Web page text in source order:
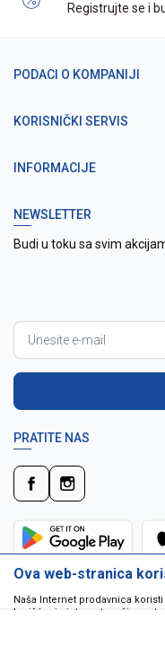
Registrujte se i
PODACI O KOMPANIJI
KORISNIČKI SERVIS
INFORMACIJE
NEWSLETTER
Budi u toku sa svim
PRATITE NAS
Ova web-stranica
Naša Internet prodavnica
korišćenje interneta vašim
da pokrenu program ili da
jedinstveno dodeljeni vama, i